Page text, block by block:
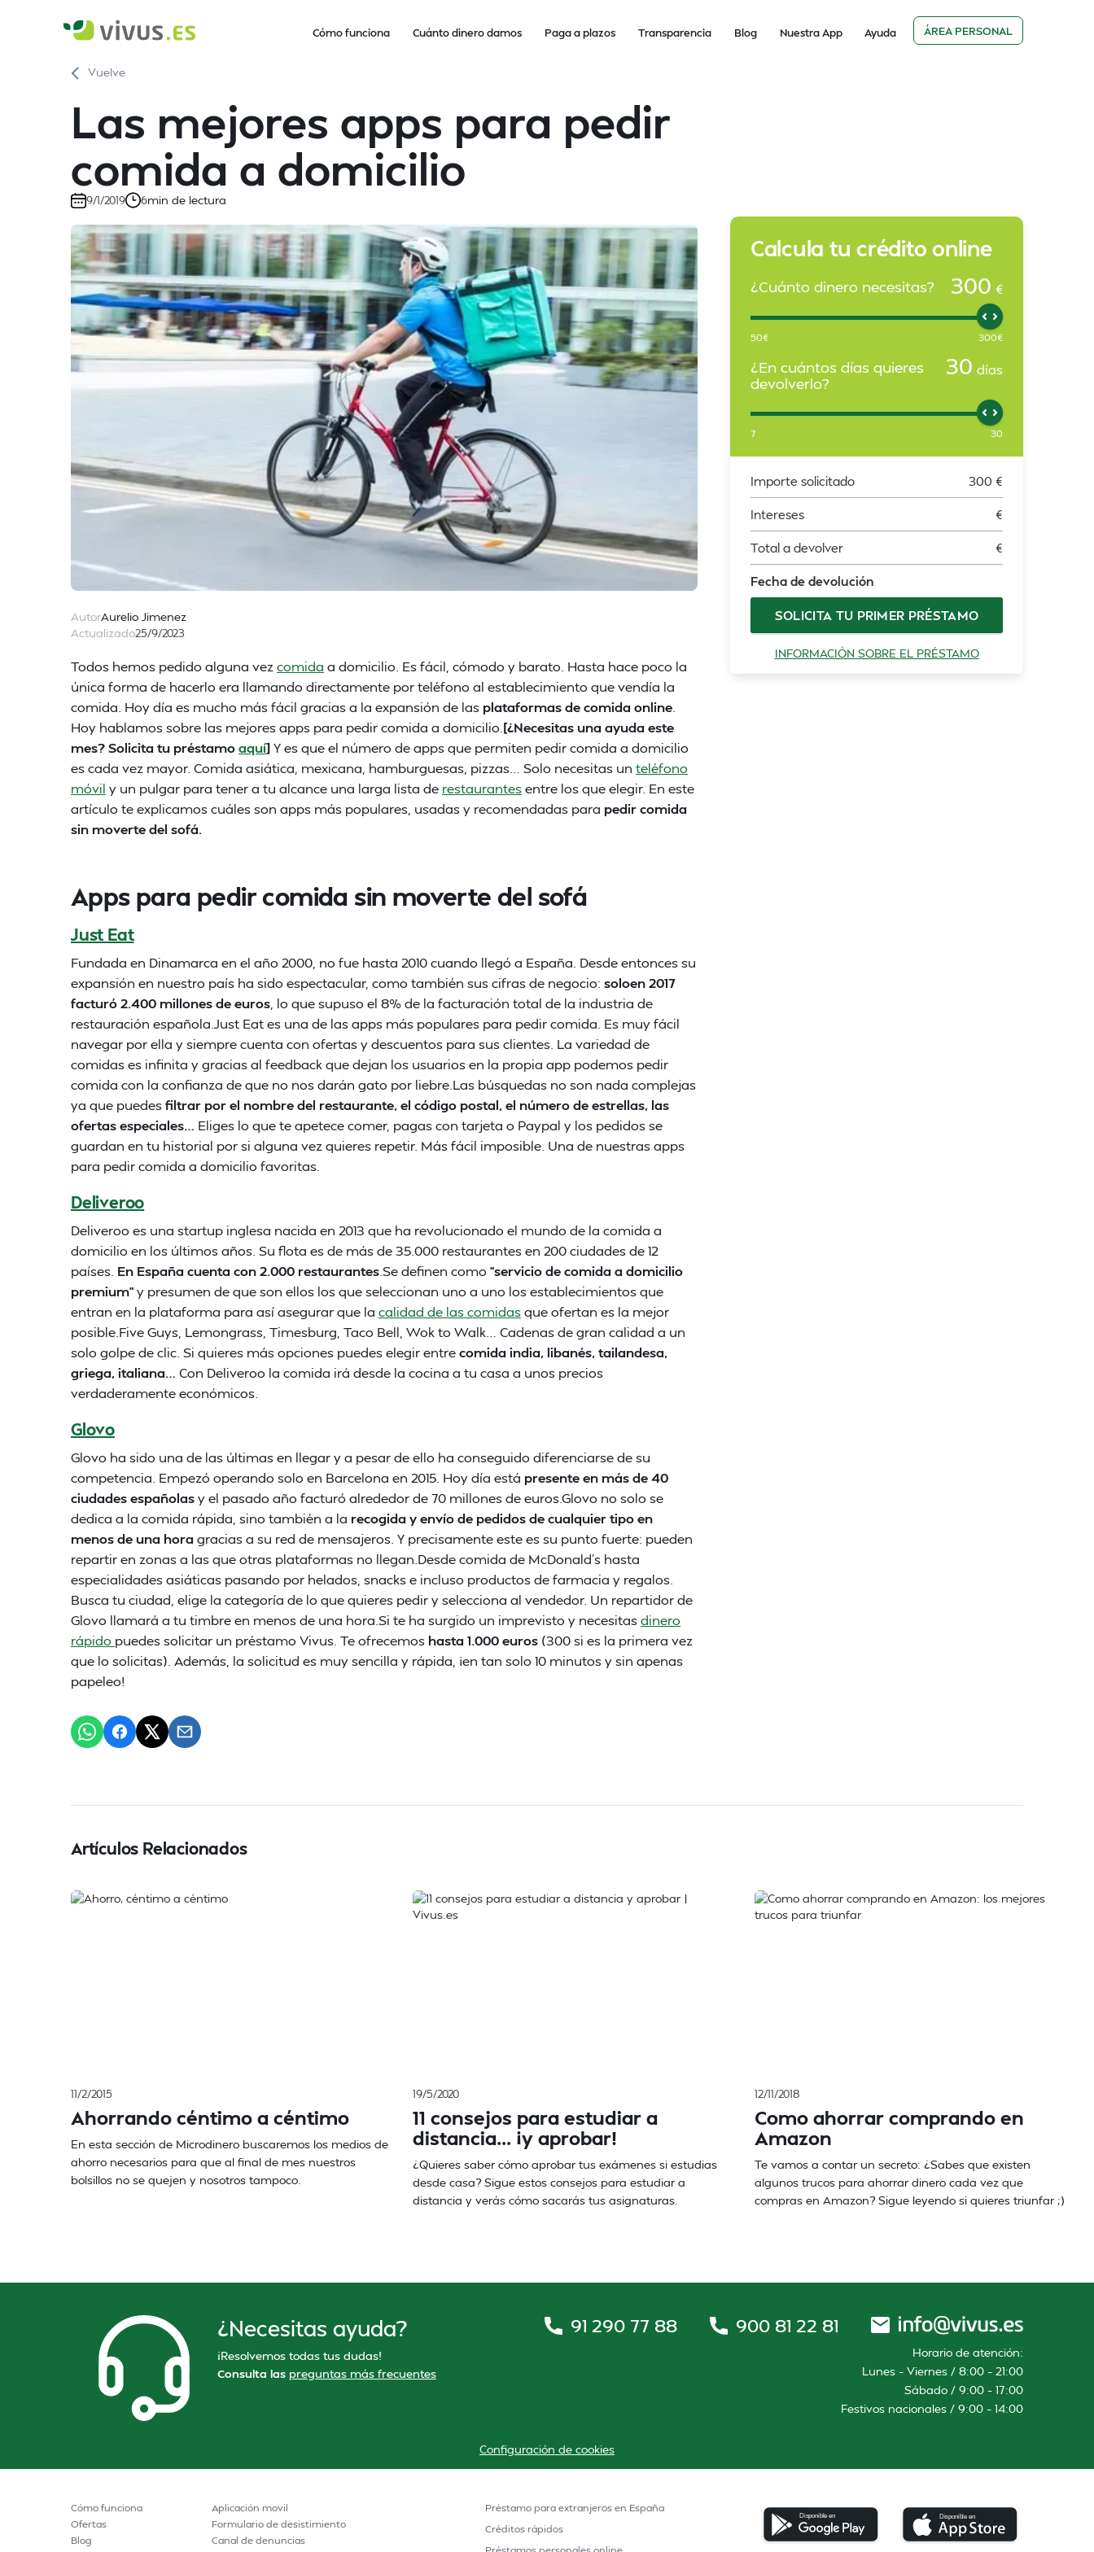
Cómo funciona Cuánto dinero damos Paga a plazos Transparencia Blog Nuestra App Ayuda ÁREA PERSONAL
Vuelve
Las mejores apps para pedir
comida a domicilio
9/1/2019 6min de lectura
AutorAurelio Jimenez
Actualizado25/9/2023
Todos hemos pedido alguna vezcomida a domicilio. Es fácil, cómodo y barato. Hasta hace poco la
única forma de hacerlo era llamando directamente por teléfono al establecimiento que vendía la
comida. Hoy día es mucho más fácil gracias a la expansión de las plataformas de comida online
Hoy hablamos sobre las mejores apps para pedir comida a domicilio. [¿Necesitas una ayuda este
mes? Solicita tu préstamoaquí]Y es que el número de apps que permiten pedir comida a domicilio
es cada vez mayor. Comida asiática, mexicana, hamburguesas, pizzas… Solo necesitas un teléfono
móvil y un pulgar para tener a tu alcance una larga lista de restaurantesentre los que elegir. En este
artículo te explicamos cuáles son apps más populares, usadas y recomendadas para pedir comida
sin moverte del sofá.
Apps para pedir comida sin moverte del sofá
Just Eat
Fundada en Dinamarca en el año 2000, no fue hasta 2010 cuando llegó a España. Desde entonces su
expansión en nuestro país ha sido espectacular, como también sus cifras de negocio: soloen 2017
facturó 2.400 millones de euros , lo que supuso el 8% de la facturación total de la industria de
restauración española.Just Eat es una de las apps más populares para pedir comida. Es muy fácil
navegar por ella y siempre cuenta con ofertas y descuentos para sus clientes. La variedad de
comidas es infinita y gracias al feedback que dejan los usuarios en la propia app podemos pedir
comida con la confianza de que no nos darán gato por liebre.Las búsquedas no son nada complejas
ya que puedesfiltrar por el nombre del restaurante, el código postal, el número de estrellas, las
ofertas especiales… Eliges lo que te apetece comer, pagas con tarjeta o Paypal y los pedidos se
guardan en tu historial por si alguna vez quieres repetir. Más fácil imposible. Una de nuestras apps
para pedir comida a domicilio favoritas.
Deliveroo
Deliveroo es una startup inglesa nacida en 2013 que ha revolucionado el mundo de la comida a
domicilio en los últimos años. Su flota es de más de 35.000 restaurantes en 200 ciudades de 12
países. En España cuenta con 2.000 restaurantes.Se definen como “servicio de comida a domicilio
premium”y presumen de que son ellos los que seleccionan uno a uno los establecimientos que
entran en la plataforma para así asegurar que la calidad de las comidasque ofertan es la mejor
posible.Five Guys, Lemongrass, Timesburg, Taco Bell, Wok to Walk… Cadenas de gran calidad a un
solo golpe de clic. Si quieres más opciones puedes elegir entrecomida india, libanés, tailandesa,
griega, italiana… Con Deliveroo la comida irá desde la cocina a tu casa a unos precios
verdaderamente económicos.
Glovo
Glovo ha sido una de las últimas en llegar y a pesar de ello ha conseguido diferenciarse de su
competencia. Empezó operando solo en Barcelona en 2015. Hoy día está presente en más de 40
ciudades españolasy el pasado año facturó alrededor de 70 millones de euros.Glovo no solo se
dedica a la comida rápida, sino también a la recogida y envío de pedidos de cualquier tipo en
menos de una hora gracias a su red de mensajeros. Y precisamente este es su punto fuerte: pueden
repartir en zonas a las que otras plataformas no llegan.Desde comida de McDonald´s hasta
especialidades asiáticas pasando por helados, snacks e incluso productos de farmacia y regalos.
Busca tu ciudad, elige la categoría de lo que quieres pedir y selecciona al vendedor. Un repartidor de
Glovo llamará a tu timbre en menos de una hora.Si te ha surgido un imprevisto y necesitasdinero
rápido puedes solicitar un préstamo Vivus. Te ofrecemos hasta 1.000 euros (300 si es la primera vez
que lo solicitas). Además, la solicitud es muy sencilla y rápida, ¡en tan solo 10 minutos y sin apenas
papeleo!
Calcula tu crédito online
¿Cuánto dinero necesitas? 300 €
50€ 300€
¿En cuántos días quieres
devolverlo?
30 días
7 30
Importe solicitado 300 €
Intereses €
Total a devolver €
Fecha de devolución
SOLICITA TU PRIMER PRÉSTAMO
INFORMACIÓN SOBRE EL PRÉSTAMO
Artículos Relacionados
11/2/2015
Ahorrando céntimo a céntimo
En esta sección de Microdinero buscaremos los medios de
ahorro necesarios para que al final de mes nuestros
bolsillos no se quejen y nosotros tampoco.
19/5/2020
11 consejos para estudiar a
distancia... ¡y aprobar!
¿Quieres saber cómo aprobar tus exámenes si estudias
desde casa? Sigue estos consejos para estudiar a
distancia y verás cómo sacarás tus asignaturas.
12/11/2018
Como ahorrar comprando en
Amazon
Te vamos a contar un secreto: ¿Sabes que existen
algunos trucos para ahorrar dinero cada vez que
compras en Amazon? Sigue leyendo si quieres triunfar ;)
¿Necesitas ayuda?
¡Resolvemos todas tus dudas!
Consulta las preguntas más frecuentes
91 290 77 88 900 81 22 81
Horario de atención:
Lunes – Viernes / 8:00 – 21:00
Sábado / 9:00 – 17:00
Festivos nacionales / 9:00 – 14:00
Configuración de cookies
Cómo funciona
Ofertas
Blog
Aplicación movil
Formulario de desistimiento
Canal de denuncias
Préstamo para extranjeros en España
Créditos rápidos